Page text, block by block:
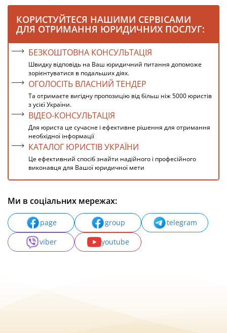
КОРИСТУЙТЕСЯ НАШИМИ СЕРВІСАМИ
ДЛЯ ОТРИМАННЯ ЮРИДИЧНИХ ПОСЛУГ:
БЕЗКОШТОВНА КОНСУЛЬТАЦІЯ
Швидку відповідь на Ваш юридичний питання допоможе
зорієнтуватися в подальших діях.
ОГОЛОСІТЬ ВЛАСНИЙ ТЕНДЕР
Та отримаєте вигідну пропозицію від більш ніж 5000 юристів
з усієї України.
ВІДЕО-КОНСУЛЬТАЦІЯ
Для юриста це сучасне і ефективне рішення для отримання
необхідної інформації
КАТАЛОГ ЮРИСТІВ УКРАЇНИ
Це ефективний спосіб знайти надійного і професійного
виконавця для Вашої юридичної мети
Ми в соціальних мережах:
page group
telegram
viber
youtube